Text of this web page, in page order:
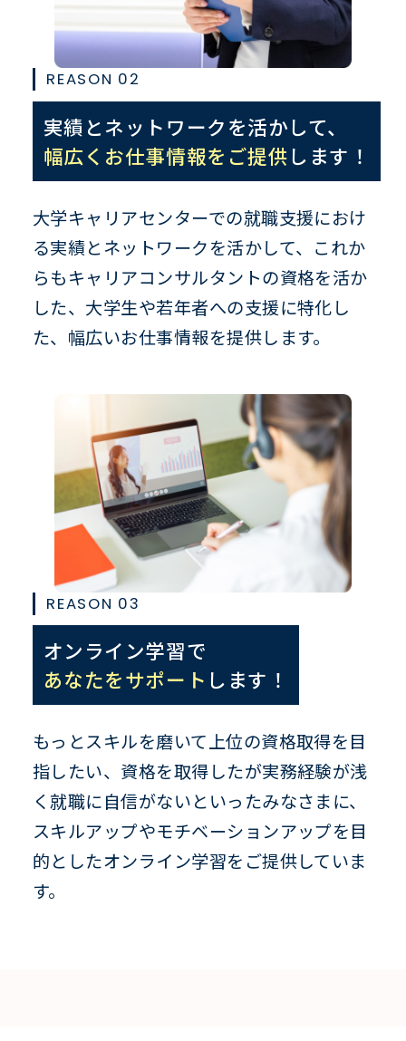
REASON 02
実績とネットワークを活かして、
幅広くお仕事情報をご提供します！
大学キャリアセンターでの就職支援におけ
る実績とネットワークを活かして、これか
らもキャリアコンサルタントの資格を活か
した、大学生や若年者への支援に特化し
た、幅広いお仕事情報を提供します。
REASON 03
オンライン学習で
あなたをサポート します！
もっとスキルを磨いて上位の資格取得を目
指したい、資格を取得したが実務経験が浅
く就職に自信がないといったみなさまに、
スキルアップやモチベーションアップを目
的としたオンライン学習をご提供していま
す。